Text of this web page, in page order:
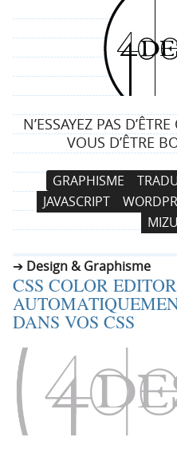
N’ESSAYEZ PAS
VOUS D’ÊTRE
a
t
i
o
p
a
u
c
o
n
GRAPHISME
JAVASCRIPT
Design & Graphisme
CSS COLOR
DANS VOS CSS